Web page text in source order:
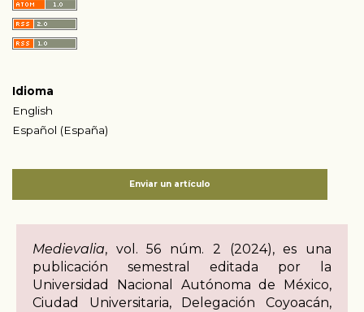
Idioma
English
Español (España)
Enviar un artículo
Medievalia, vol. 56 núm. 2 (2024), es una
publicación semestral editada por la
Universidad Nacional Autónoma de México,
Ciudad Universitaria, Delegación Coyoacán,